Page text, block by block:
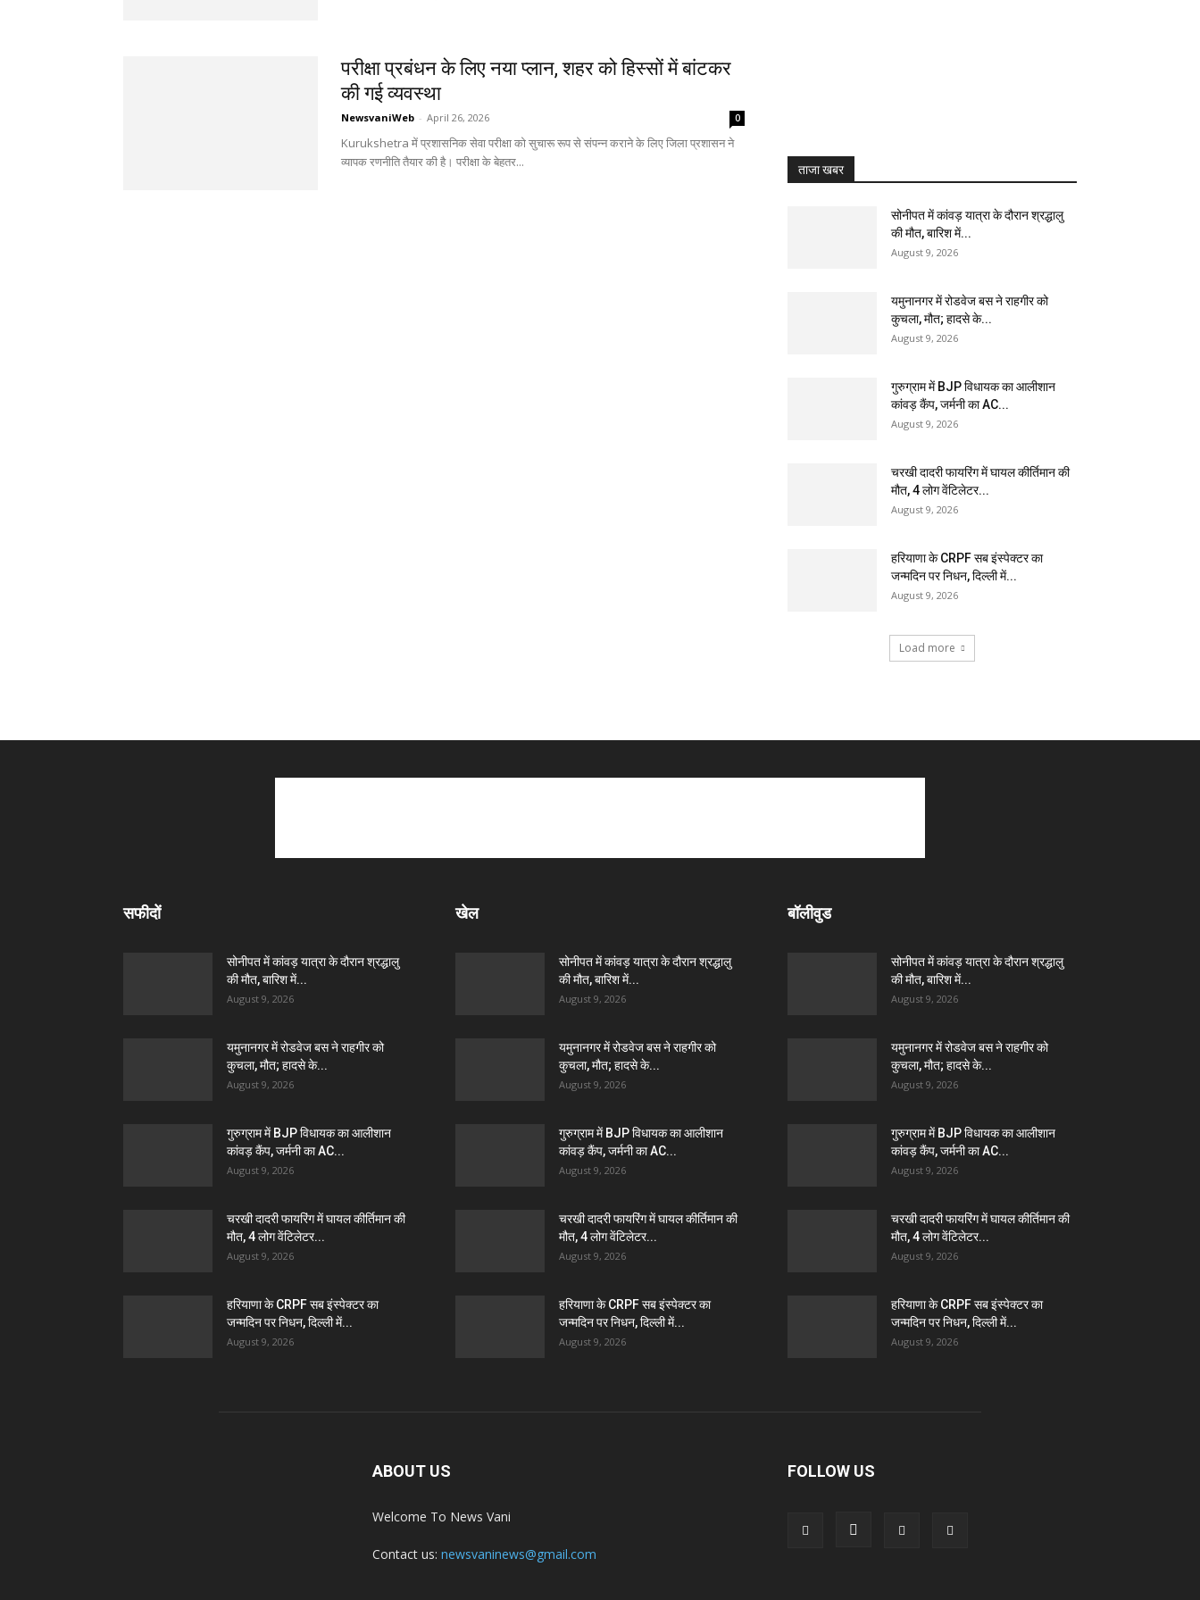
परीक्षा प्रबंधन के लिए नया प्लान, शहर को हिस्सों में बांटकर
की गई व्यवस्था
NewsvaniWeb - April 26, 2026 0
Kurukshetra में प्रशासनिक सेवा परीक्षा को सुचारू रूप से संपन्न कराने के लिए जिला प्रशासन ने
व्यापक रणनीति तैयार की है। परीक्षा के बेहतर...
ताजा खबर
सोनीपत में कांवड़ यात्रा के दौरान श्रद्धालु
की मौत, बारिश में...
August 9, 2026
यमुनानगर में रोडवेज बस ने राहगीर को
कुचला, मौत; हादसे के...
August 9, 2026
गुरुग्राम में BJP विधायक का आलीशान
कांवड़ कैंप, जर्मनी का AC...
August 9, 2026
चरखी दादरी फायरिंग में घायल कीर्तिमान की
मौत, 4 लोग वेंटिलेटर...
August 9, 2026
हरियाणा के CRPF सब इंस्पेक्टर का
जन्मदिन पर निधन, दिल्ली में...
August 9, 2026
Load more
सफीदों
सोनीपत में कांवड़ यात्रा के दौरान श्रद्धालु
की मौत, बारिश में...
August 9, 2026
यमुनानगर में रोडवेज बस ने राहगीर को
कुचला, मौत; हादसे के...
August 9, 2026
गुरुग्राम में BJP विधायक का आलीशान
कांवड़ कैंप, जर्मनी का AC...
August 9, 2026
चरखी दादरी फायरिंग में घायल कीर्तिमान की
मौत, 4 लोग वेंटिलेटर...
August 9, 2026
हरियाणा के CRPF सब इंस्पेक्टर का
जन्मदिन पर निधन, दिल्ली में...
August 9, 2026
खेल
सोनीपत में कांवड़ यात्रा के दौरान श्रद्धालु
की मौत, बारिश में...
August 9, 2026
यमुनानगर में रोडवेज बस ने राहगीर को
कुचला, मौत; हादसे के...
August 9, 2026
गुरुग्राम में BJP विधायक का आलीशान
कांवड़ कैंप, जर्मनी का AC...
August 9, 2026
चरखी दादरी फायरिंग में घायल कीर्तिमान की
मौत, 4 लोग वेंटिलेटर...
August 9, 2026
हरियाणा के CRPF सब इंस्पेक्टर का
जन्मदिन पर निधन, दिल्ली में...
August 9, 2026
बॉलीवुड
सोनीपत में कांवड़ यात्रा के दौरान श्रद्धालु
की मौत, बारिश में...
August 9, 2026
यमुनानगर में रोडवेज बस ने राहगीर को
कुचला, मौत; हादसे के...
August 9, 2026
गुरुग्राम में BJP विधायक का आलीशान
कांवड़ कैंप, जर्मनी का AC...
August 9, 2026
चरखी दादरी फायरिंग में घायल कीर्तिमान की
मौत, 4 लोग वेंटिलेटर...
August 9, 2026
हरियाणा के CRPF सब इंस्पेक्टर का
जन्मदिन पर निधन, दिल्ली में...
August 9, 2026
ABOUT US
Welcome To News Vani
Contact us: newsvaninews@gmail.com
FOLLOW US